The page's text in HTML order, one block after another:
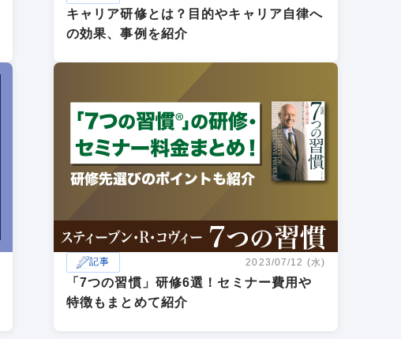
キャリア研修とは？目的やキャリア自律へ
の効果、事例を紹介
記事 2023/07/12 (水)
「7つの習慣」研修6選！セミナー費用や
特徴もまとめて紹介